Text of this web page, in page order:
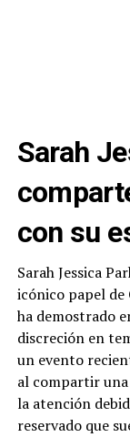
Sarah
con su
Sarah Jessica
icónico papel de
ha demostrado
discreción en
un evento
al compartir
la atención
reservado que